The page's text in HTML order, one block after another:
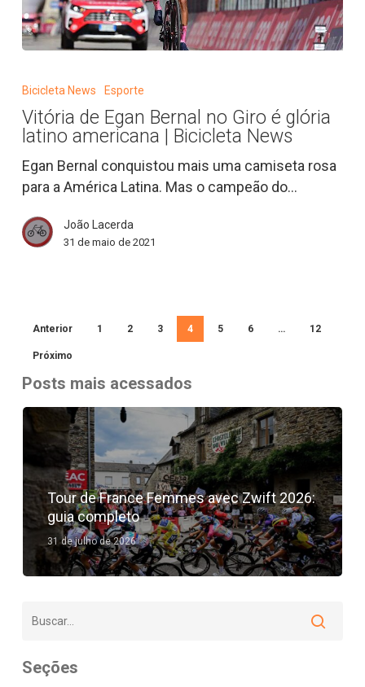
de
Bernal
no
Giro
é
latino
americana
Bicicleta News Esporte
Vitória de Egan Bernal no Giro é glória
latino americana | Bicicleta News
Egan Bernal conquistou mais uma camiseta rosa
para a América Latina. Mas o campeão do…
João Lacerda
31 de maio de 2021
Anterior 1 2 3 4 5 6 … 12
Próximo
Posts mais acessados
Tour de France Femmes avec Zwift 2026:
guia completo
31 de julho de 2026
Seções